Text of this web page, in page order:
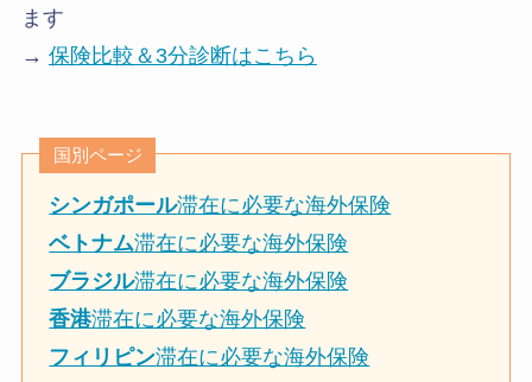
ます
→ 保険比較＆3分診断はこちら
国別ページ
シンガポール滞在に必要な海外保険
ベトナム滞在に必要な海外保険
ブラジル滞在に必要な海外保険
香港滞在に必要な海外保険
フィリピン滞在に必要な海外保険